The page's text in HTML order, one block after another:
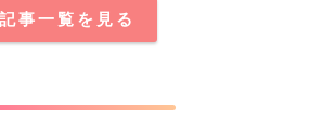
記事一覧を見る